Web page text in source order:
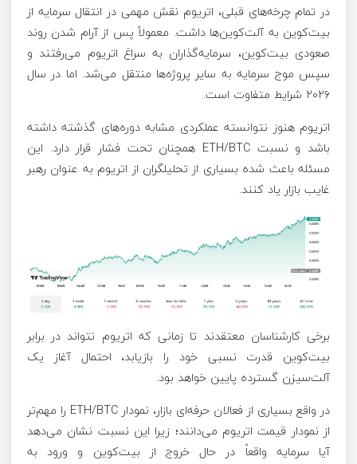
در تمام چرخه‌های قبلی، اتریوم نقش مهمی در انتقال سرمایه از
بیت‌کوین به آلت‌کوین‌ها داشت. معمولاً پس از آرام شدن روند
صعودی بیت‌کوین، سرمایه‌گذاران به سراغ اتریوم می‌رفتند و
سپس موج سرمایه به سایر پروژه‌ها منتقل می‌شد. اما در سال
۲۰۲۶ شرایط متفاوت است.
اتریوم هنوز نتوانسته عملکردی مشابه دوره‌های گذشته داشته
باشد و نسبت ETH/BTC همچنان تحت فشار قرار دارد. این
مسئله باعث شده بسیاری از تحلیلگران از اتریوم به عنوان رهبر
غایب بازار یاد کنند.
برخی کارشناسان معتقدند تا زمانی که اتریوم نتواند در برابر
بیت‌کوین قدرت نسبی خود را بازیابد، احتمال آغاز یک
آلت‌سیزن گسترده پایین خواهد بود.
در واقع بسیاری از فعالان حرفه‌ای بازار، نمودار ETH/BTC را مهم‌تر
از نمودار قیمت اتریوم می‌دانند؛ زیرا این نسبت نشان می‌دهد
آیا سرمایه واقعاً در حال خروج از بیت‌کوین و ورود به